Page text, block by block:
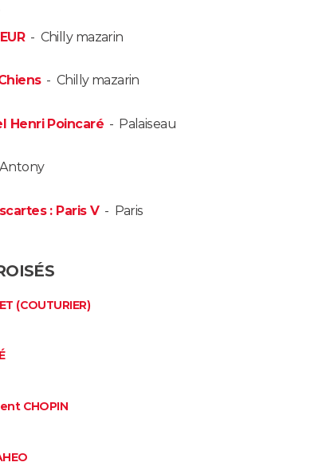
- Chilly mazarin
- Chilly mazarin
Henri Poincaré- Palaiseau
Antony
: Paris V- Paris
(COUTURIER)
CHOPIN